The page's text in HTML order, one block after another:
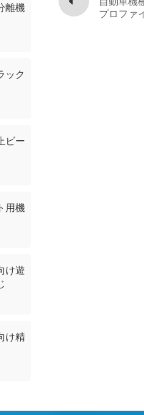
離機
ック
ビー
用機
け遊
け精
プロファ